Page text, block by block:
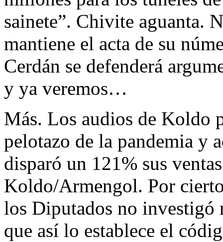
sainete”. Chivite aguanta.
mantiene el acta de su
Cerdán se defenderá
y ya veremos…
Más. Los audios de Koldo
pelotazo de la pandemia y
disparó un 121% sus
Koldo/Armengol. Por
los Diputados no investigó
que así lo establece el